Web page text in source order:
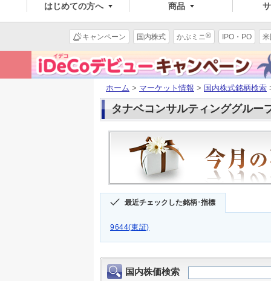
はじめての方へ 商品
キャンペーン 国内株式 かぶミニ® IPO・PO
ホーム > マーケット情報 > 国内株式銘柄検索
タナベコンサルティンググルー
最近チェックした銘柄･指標
9644(東証)